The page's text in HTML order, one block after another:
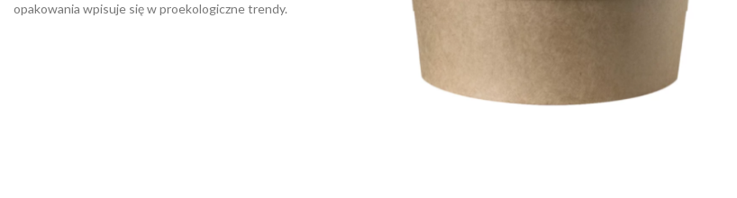
opakowania wpisuje się w proekologiczne trendy.